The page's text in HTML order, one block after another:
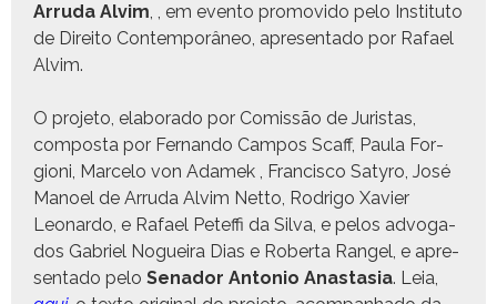
Arru­da Alvim, , em even­to pro­movi­do pelo Insti­tu­to
de Dire­ito Con­tem­porâ­neo, apre­sen­ta­do por Rafael
Alvim.
O pro­je­to, elab­o­ra­do por Comis­são de Juris­tas,
com­pos­ta por Fer­nan­do Cam­pos Scaff, Paula For­
gioni, Marce­lo von Adamek , Fran­cis­co Saty­ro, José
Manoel de Arru­da Alvim Net­to, Rodri­go Xavier
Leonar­do, e Rafael Pet­ef­fi da Sil­va, e pelos advo­ga­
dos Gabriel Nogueira Dias e Rober­ta Rangel, e apre­
sen­ta­do pelo Senador Anto­nio Anas­ta­sia. Leia,